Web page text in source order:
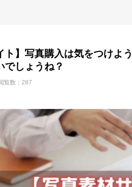
ト】写真購入は気をつけよ
でしょうね？
覧数：287